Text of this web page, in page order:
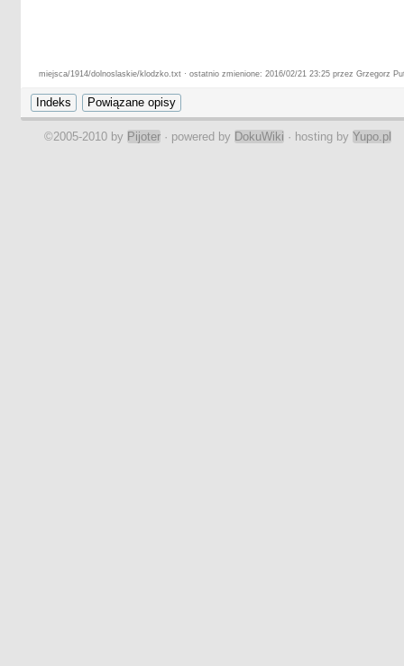
miejsca/1914/dolnoslaskie/klodzko.txt · ostatnio zmienione: 2016/02/21 23:25 przez Grzegorz
©2005-2010 by Pijoter · powered by DokuWiki · hosting by Yupo.pl